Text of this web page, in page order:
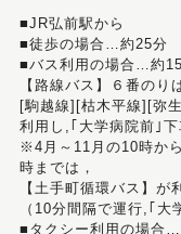
■JR弘前駅から
■徒歩の場合…約25分
■バス利用の場合…約
【路線バス】６番のり
[駒越線][枯木平線][弥
利用し,｢大学病院前｣下
※4月～11月の10時か
時までは，
【土手町循環バス】が
（10分間隔で運行,｢大
■タクシー利用の場合